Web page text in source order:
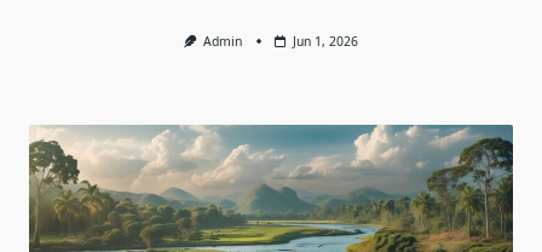
Admin Jun 1, 2026